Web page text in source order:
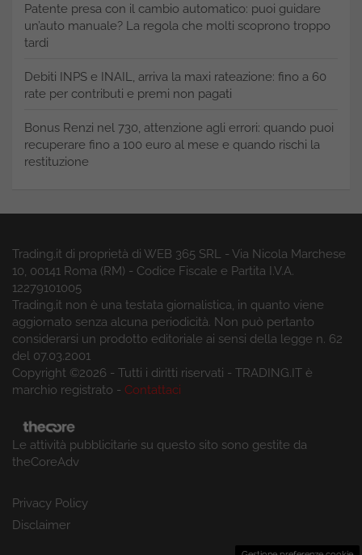
Patente presa con il cambio automatico: puoi guidare
un’auto manuale? La regola che molti scoprono troppo
tardi
Debiti INPS e INAIL, arriva la maxi rateazione: fino a 60
rate per contributi e premi non pagati
Bonus Renzi nel 730, attenzione agli errori: quando puoi
recuperare fino a 100 euro al mese e quando rischi la
restituzione
Trading.it di proprietà di WEB 365 SRL - Via Nicola Marchese
10, 00141 Roma (RM) - Codice Fiscale e Partita I.V.A.
12279101005
Trading.it non è una testata giornalistica, in quanto viene
aggiornato senza alcuna periodicità. Non può pertanto
considerarsi un prodotto editoriale ai sensi della legge n. 62
del 07.03.2001
Copyright ©2026 - Tutti i diritti riservati - TRADING.IT è
marchio registrato - Contattaci
Le attività pubblicitarie su questo sito sono gestite da
theCoreAdv
Privacy Policy
Disclaimer